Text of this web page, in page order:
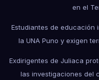
en el
Estudiantes de educación
la UNA Puno y exigen
Exdirigentes de Juliaca
las investigaciones del